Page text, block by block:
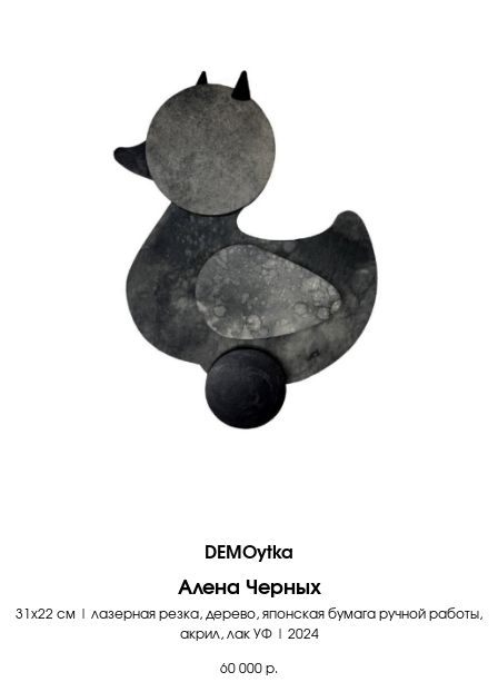
DEMOytka
Алена Черных
31х22 см | лазерная резка, дерево, японская бумага ручной работы,
акрил, лак УФ | 2024
60 000 р.